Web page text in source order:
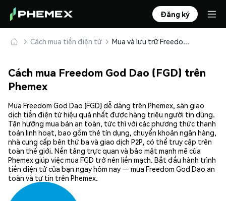
Đăng ký
Cách mua tiền điện tử Mua và lưu trữ Freedom God Dao (FGD) an toàn
Cách mua Freedom God Dao (FGD) trên
Phemex
Mua Freedom God Dao (FGD) dễ dàng trên Phemex, sàn giao
dịch tiền điện tử hiệu quả nhất được hàng triệu người tin dùng.
Tận hưởng mua bán an toàn, tức thì với các phương thức thanh
toán linh hoạt, bao gồm thẻ tín dụng, chuyển khoản ngân hàng,
nhà cung cấp bên thứ ba và giao dịch P2P, có thể truy cập trên
toàn thế giới. Nền tảng trực quan và bảo mật mạnh mẽ của
Phemex giúp việc mua FGD trở nên liền mạch. Bắt đầu hành trình
tiền điện tử của bạn ngay hôm nay — mua Freedom God Dao an
toàn và tự tin trên Phemex.